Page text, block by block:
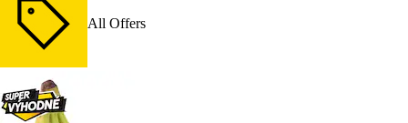
All Offers